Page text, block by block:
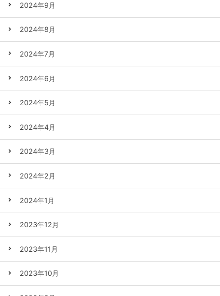
2024年9月
2024年8月
2024年7月
2024年6月
2024年5月
2024年4月
2024年3月
2024年2月
2024年1月
2023年12月
2023年11月
2023年10月